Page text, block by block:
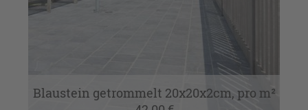
Blaustein getrommelt 20x20x2cm, pro m²